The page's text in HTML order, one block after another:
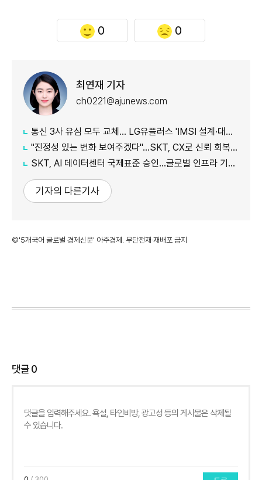
0 0
최연재 기자
ch0221@ajunews.com
통신 3사 유심 모두 교체… LG유플러스 'IMSI 설계·대응 시점' 놓고 갑론을박
"진정성 있는 변화 보여주겠다"…SKT, CX로 신뢰 회복 나선다
SKT, AI 데이터센터 국제표준 승인…글로벌 인프라 기준 제시
기자의 다른기사
©'5개국어 글로벌 경제신문' 아주경제. 무단전재·재배포 금지
댓글0